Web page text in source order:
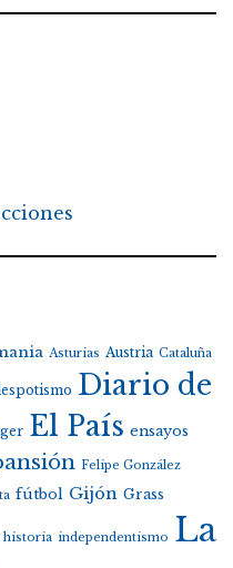
Asturias Austria Cataluña
Diario de
El País ensayos
Felipe González
fútbol Gijón Grass
historia independentismo La